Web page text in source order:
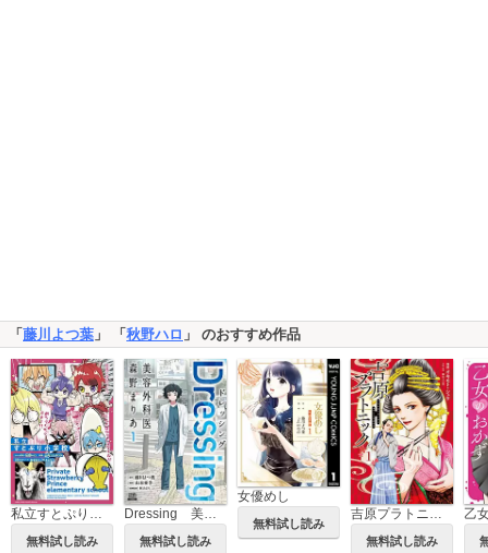
「藤川よつ葉 」 「秋野ハロ 」 のおすすめ作品
無料試し読み
Dressing 美容外科医 森野まりあ
無料試し読み
女優めし
無料試し読み
吉原プラトニック
無料試し読み
乙